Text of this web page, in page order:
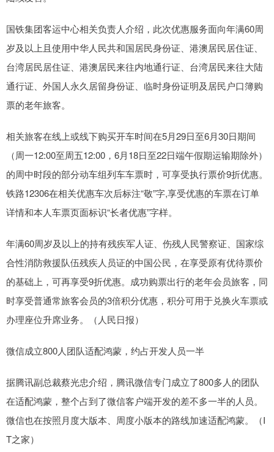
国铁集团客运中心相关负责人介绍，此次优惠服务面向年满60周
岁及以上且使用中华人民共和国居民身份证、港澳居民居住证、
台湾居民居住证、港澳居民来往内地通行证、台湾居民来往大陆
通行证、外国人永久居留身份证、临时身份证明及居民户口簿购
票的老年旅客。
相关旅客在线上或线下购买开车时间在5月29日至6月30日期间
（周一12:00至周五12:00，6月18日至22日端午假期运输期除外）
的周中时段的部分动车组列车车票时，可享受执行票价9折优惠。
铁路12306在相关优惠车次后标注“敬”字,享受优惠的车票在订单
详情和本人车票页面标识“长者优惠”字样。
年满60周岁及以上的持有残疾军人证、伤残人民警察证、国家综
合性消防救援队伍残疾人员证的中国公民，在享受原有优待票价
的基础上，可再享受9折优惠。成功购票出行的老年会员旅客，同
时享受普通常旅客会员的3倍积分优惠，积分可用于兑换火车票或
办理座位升席业务。（人民日报）
微信成立800人团队适配鸿蒙，约占开发人员一半
据腾讯副总裁蔡光忠介绍，腾讯微信专门成立了800多人的团队
在适配鸿蒙，整个占到了微信客户端开发的差不多一半的人员。
微信也在按照月度大版本、周度小版本的路线加速适配鸿蒙。（I
T之家）